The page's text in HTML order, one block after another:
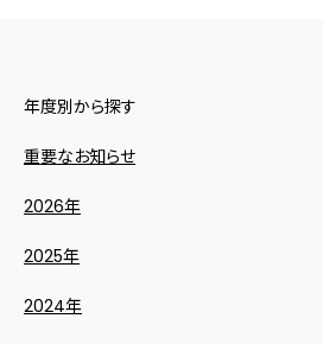
年度別から探す
重要なお知らせ
2026年
2025年
2024年